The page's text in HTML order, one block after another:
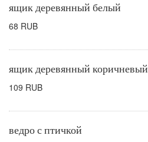
ящик деревянный белый
68 RUB
ящик деревянный коричневый
109 RUB
ведро с птичкой